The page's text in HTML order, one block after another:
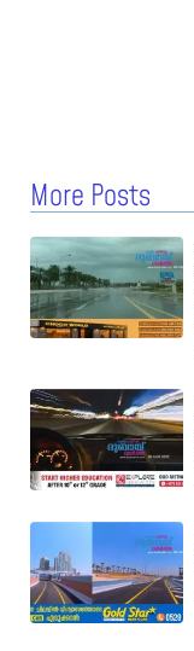
More Posts